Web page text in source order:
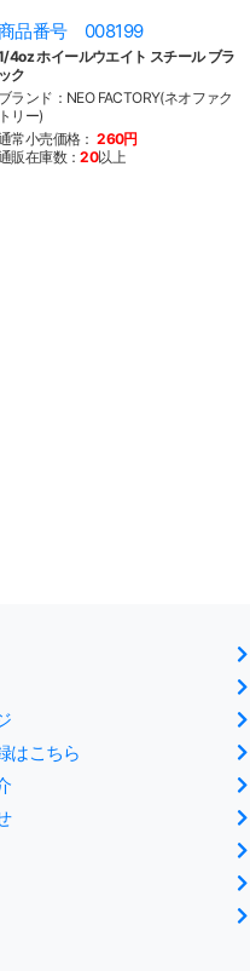
品番号 008199
4oz ホイールウエイト スチール ブラ
ック
ブランド：NEO FACTORY(ネオファク
トリー)
常小売価格： 260円
販在庫数：20以上
はこちら